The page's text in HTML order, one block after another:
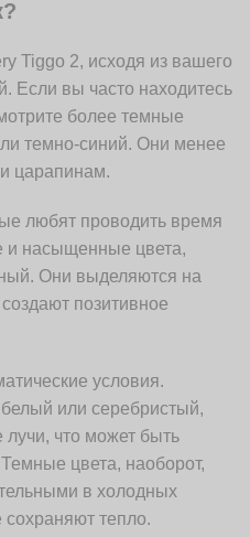
Tiggo 2, исходя из вашего
Если вы часто находитесь
более темные
темно-синий. Они менее
царапинам.
любят проводить время
и насыщенные цвета,
Они выделяются на
позитивное
условия.
или серебристый,
что может быть
цвета, наоборот,
в холодных
сохраняют тепло.